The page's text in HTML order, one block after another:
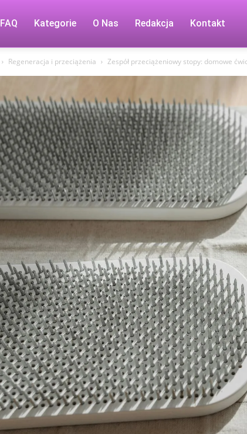
FAQ Kategorie O Nas Redakcja Kontakt
Regeneracja i przeciążenia Zespół przeciążeniowy stopy: domowe